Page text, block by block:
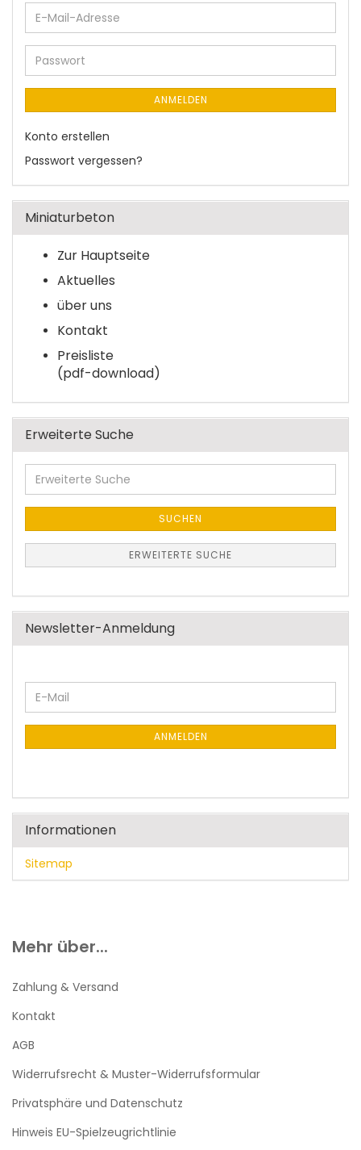
E-
Mail-
Adresse
Passwort
ANMELDEN
Konto erstellen
Passwort vergessen?
Miniaturbeton
Zur Hauptseite
Aktuelles
über uns
Kontakt
Preisliste
(pdf-download)
Erweiterte Suche
Erweiterte
Suche
SUCHEN
ERWEITERTE SUCHE
Newsletter-Anmeldung
WEITER
ZUR
NEWSLETTER-
E-
Mail
ANMELDEN
Informationen
Sitemap
Mehr über...
Zahlung & Versand
Kontakt
AGB
Widerrufsrecht & Muster-Widerrufsformular
Privatsphäre und Datenschutz
Hinweis EU-Spielzeugrichtlinie